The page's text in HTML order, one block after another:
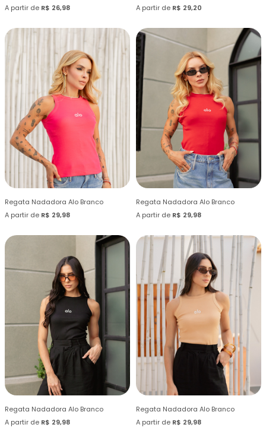
A partir de R$ 26,98
A partir de R$ 29,20
Regata Nadadora Alo Branco
A partir de R$ 29,98
Regata Nadadora Alo Branco
A partir de R$ 29,98
Regata Nadadora Alo Branco
A partir de R$ 29,98
Regata Nadadora Alo Branco
A partir de R$ 29,98